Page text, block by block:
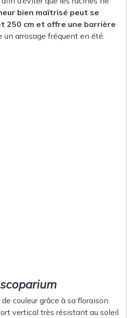
bien maîtrisé peut se
250 cm et offre une barrière
un arrosage fréquent en été.
couleur grâce à sa floraison
vertical très résistant au soleil